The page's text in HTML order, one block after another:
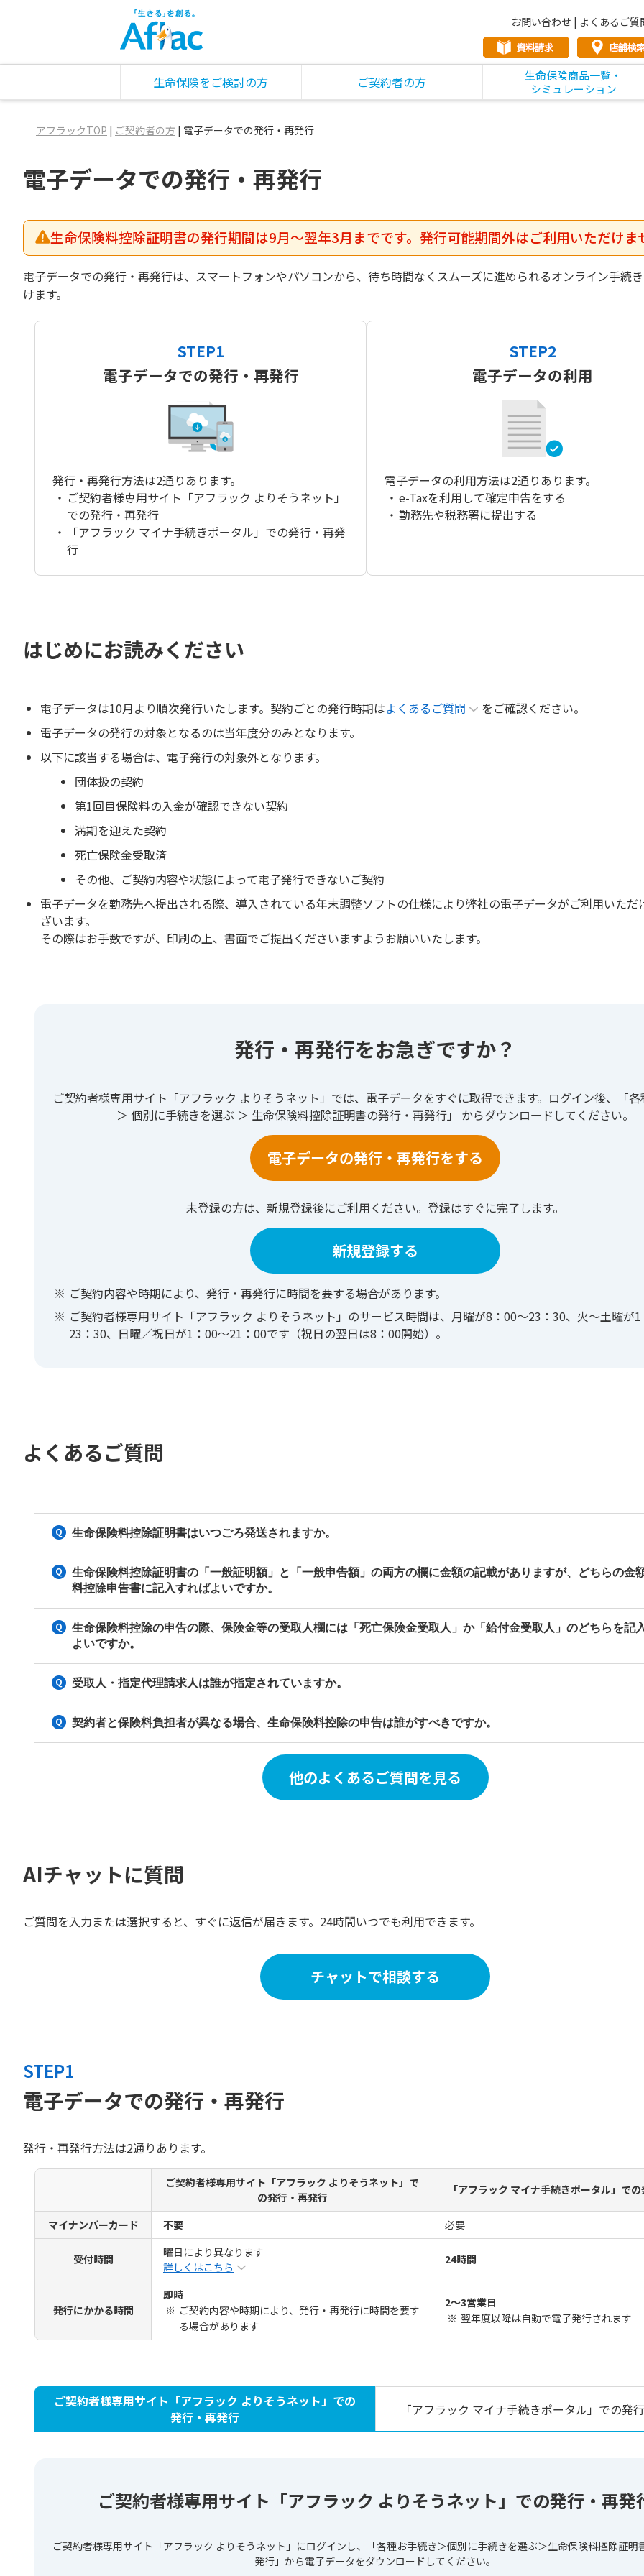
お問い合わせ | よくあるご質
生命保険をご検討の方 ご契約者の方
生命保険商品一覧・
シミュレーション
アフラックTOP | ご契約者の方 | 電子データでの発行・再発行
電子データでの発行・再発行
生命保険料控除証明書の発行期間は9月～翌年3月までです。発行可能期間外はご利用いただけま
電子データでの発行・再発行は、スマートフォンやパソコンから、待ち時間なくスムーズに進められるオンライン手続
けます。
STEP1
電子データでの発行・再発行
発行・再発行方法は2通りあります。
・ ご契約者様専用サイト「アフラック よりそうネット」
での発行・再発行
・
「アフラック マイナ手続きポータル」での発行・再発
行
STEP2
電子データの利用
電子データの利用方法は2通りあります。
・ e-Taxを利用して確定申告をする
・ 勤務先や税務署に提出する
はじめにお読みください
電子データは10月より順次発行いたします。契約ごとの発行時期はよくあるご質問
をご確認ください。
電子データの発行の対象となるのは当年度分のみとなります。
以下に該当する場合は、電子発行の対象外となります。
団体扱の契約
第1回目保険料の入金が確認できない契約
満期を迎えた契約
死亡保険金受取済
その他、ご契約内容や状態によって電子発行できないご契約
電子データを勤務先へ提出される際、導入されている年末調整ソフトの仕様により弊社の電子データがご利用いただ
ざいます。
その際はお手数ですが、印刷の上、書面でご提出くださいますようお願いいたします。
発行・再発行をお急ぎですか？
ご契約者様専用サイト「アフラック よりそうネット」では、電子データをすぐに取得できます。ログイン後、「
＞ 個別に手続きを選ぶ ＞ 生命保険料控除証明書の発行・再発行」 からダウンロードしてください。
電子データの発行・再発行をする
未登録の方は、新規登録後にご利用ください。登録はすぐに完了します。
新規登録する
※ ご契約内容や時期により、発行・再発行に時間を要する場合があります。
※ ご契約者様専用サイト「アフラック よりそうネット」のサービス時間は、月曜が8：00〜23：30、火〜土曜が
23：30、日曜／祝日が1：00〜21：00です（祝日の翌日は8：00開始）。
よくあるご質問
生命保険料控除証明書はいつごろ発送されますか。
生命保険料控除証明書の「一般証明額」と「一般申告額」の両方の欄に金額の記載がありますが、どちらの金
料控除申告書に記入すればよいですか。
生命保険料控除の申告の際、保険金等の受取人欄には「死亡保険金受取人」か「給付金受取人」のどちらを記
よいですか。
受取人・指定代理請求人は誰が指定されていますか。
契約者と保険料負担者が異なる場合、生命保険料控除の申告は誰がすべきですか。
他のよくあるご質問を見る
AIチャットに質問
ご質問を入力または選択すると、すぐに返信が届きます。24時間いつでも利用できます。
チャットで相談する
STEP1
電子データでの発行・再発行
発行・再発行方法は2通りあります。
ご契約者様専用サイト「アフラック よりそうネット」で
の発行・再発行
「アフラック マイナ手続きポータル」で
マイナンバーカード 不要 必要
受付時間
曜日により異なります
詳しくはこちら
24時間
発行にかかる時間
即時
※ ご契約内容や時期により、発行・再発行に時間を要す
る場合があります
2〜3営業日
※ 翌年度以降は自動で電子発行されます
ご契約者様専用サイト「アフラック よりそうネット」での
発行・再発行
「アフラック マイナ手続きポータル」での発
ご契約者様専用サイト「アフラック よりそうネット」での発行・再発
ご契約者様専用サイト「アフラック よりそうネット」にログインし、「各種お手続き＞個別に手続きを選ぶ＞生命保険料控除証明
発行」から電子データをダウンロードしてください。